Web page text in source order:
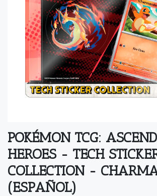
POKÉMON TCG:
HEROES - TECH
COLLECTION -
(ESPAÑOL)